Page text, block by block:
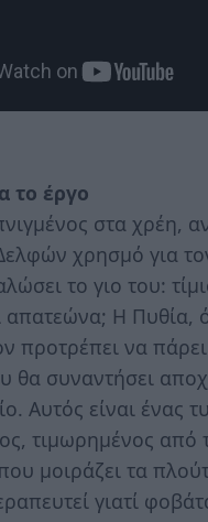
το έργο
στα χρέη,
χρησμό για
το γιο του:
απατεώνα; Η Πυθία,
προτρέπει να πάρει
θα συναντήσει
Αυτός είναι ένας
τιμωρημένος από
μοιράζει τα
γιατί